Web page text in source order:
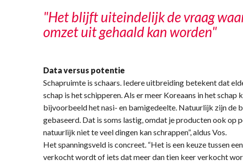
"Het blijft uiteindelijk de vraag
omzet uit gehaald kan worden"
Data versus potentie
Schapruimte is schaars. Iedere uitbreiding betekent dat
schap is het schipperen. Als er meer Koreaans in het
bijvoorbeeld het nasi- en bamigedeelte. Natuurlijk zijn de
gebaseerd. Dat is soms lastig, omdat je producten ook op
natuurlijk niet te veel dingen kan schrappen”, aldus Vos.
Het spanningsveld is concreet. “Het is een keuze tussen
verkocht wordt of iets dat meer dan tien keer verkocht